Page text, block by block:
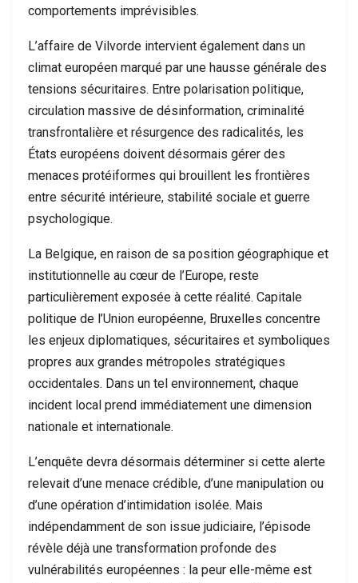
comportements imprévisibles.
L’affaire de Vilvorde intervient également dans un
climat européen marqué par une hausse générale des
tensions sécuritaires. Entre polarisation politique,
circulation massive de désinformation, criminalité
transfrontalière et résurgence des radicalités, les
États européens doivent désormais gérer des
menaces protéiformes qui brouillent les frontières
entre sécurité intérieure, stabilité sociale et guerre
psychologique.
La Belgique, en raison de sa position géographique et
institutionnelle au cœur de l’Europe, reste
particulièrement exposée à cette réalité. Capitale
politique de l’Union européenne, Bruxelles concentre
les enjeux diplomatiques, sécuritaires et symboliques
propres aux grandes métropoles stratégiques
occidentales. Dans un tel environnement, chaque
incident local prend immédiatement une dimension
nationale et internationale.
L’enquête devra désormais déterminer si cette alerte
relevait d’une menace crédible, d’une manipulation ou
d’une opération d’intimidation isolée. Mais
indépendamment de son issue judiciaire, l’épisode
révèle déjà une transformation profonde des
vulnérabilités européennes : la peur elle-même est